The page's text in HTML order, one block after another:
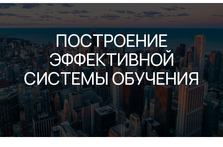
ПОСТРОЕНИЕ
ЭФФЕКТИВНОЙ
СИСТЕМЫ ОБУЧЕНИЯ